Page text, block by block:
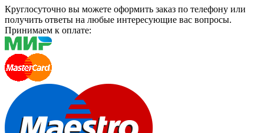
Круглосуточно вы можете оформить заказ по телефону или
получить ответы на любые интересующие вас вопросы.
Принимаем к оплате: